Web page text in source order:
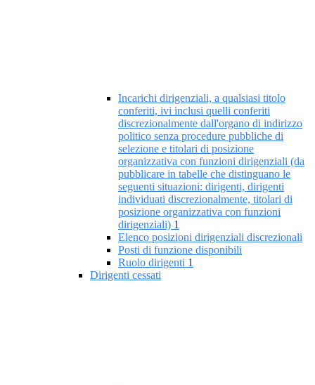
Incarichi dirigenziali, a qualsiasi titolo
conferiti, ivi inclusi quelli conferiti
discrezionalmente dall'organo di indirizzo
politico senza procedure pubbliche di
selezione e titolari di posizione
organizzativa con funzioni dirigenziali (da
pubblicare in tabelle che distinguano le
seguenti situazioni: dirigenti, dirigenti
individuati discrezionalmente, titolari di
posizione organizzativa con funzioni
dirigenziali) 1
Elenco posizioni dirigenziali discrezionali
Posti di funzione disponibili
Ruolo dirigenti 1
Dirigenti cessati